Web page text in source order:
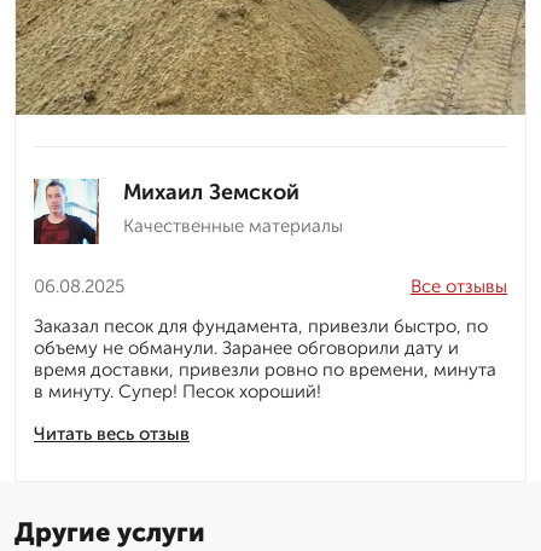
Михаил Земской
Качественные материалы
06.08.2025
Читать весь отзыв
Все отзывы
Заказал песок для фундамента, привезли быстро, по
объему не обманули. Заранее обговорили дату и
время доставки, привезли ровно по времени, минута
в минуту. Супер! Песок хороший!
Другие услуги